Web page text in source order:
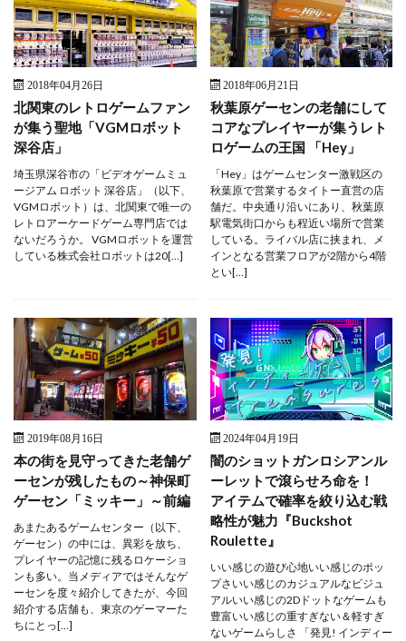
2018年04月26日
北関東のレトロゲームファン
が集う聖地「VGMロボット
深谷店」
埼玉県深谷市の「ビデオゲームミュ
ージアム ロボット 深谷店」（以下、
VGMロボット）は、北関東で唯一の
レトロアーケードゲーム専門店では
ないだろうか。 VGMロボットを運営
している株式会社ロボットは20[…]
2018年06月21日
秋葉原ゲーセンの老舗にして
コアなプレイヤーが集うレト
ロゲームの王国 「Hey」
「Hey」はゲームセンター激戦区の
秋葉原で営業するタイトー直営の店
舗だ。中央通り沿いにあり、秋葉原
駅電気街口からも程近い場所で営業
している。ライバル店に挟まれ、メ
インとなる営業フロアが2階から4階
とい[…]
2019年08月16日
本の街を見守ってきた老舗ゲ
ーセンが残したもの～神保町
ゲーセン「ミッキー」～前編
あまたあるゲームセンター（以下、
ゲーセン）の中には、異彩を放ち、
プレイヤーの記憶に残るロケーショ
ンも多い。当メディアではそんなゲ
ーセンを度々紹介してきたが、今回
紹介する店舗も、東京のゲーマーた
ちにとっ[…]
2024年04月19日
闇のショットガンロシアンル
ーレットで滾らせろ命を！
アイテムで確率を絞り込む戦
略性が魅力『Buckshot
Roulette』
いい感じの遊び心地いい感じのポッ
プさいい感じのカジュアルなビジュ
アルいい感じの2Dドットなゲームも
豊富いい感じの重すぎない＆軽すぎ
ないゲームらしさ 「発見! インディー